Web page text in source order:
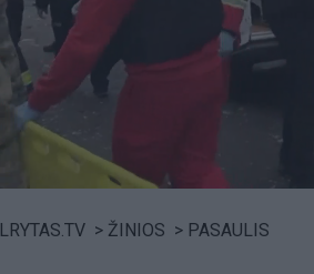
LRYTAS.TV > ŽINIOS > PASAULIS